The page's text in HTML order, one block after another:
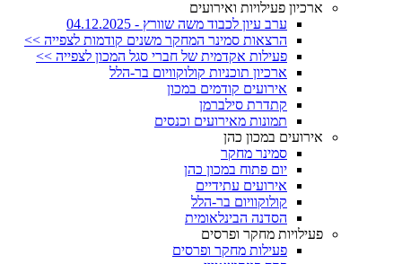
ארכיון פעילויות ואירועים
ערב עיון לכבוד משה שוורץ - 04.12.2025
הרצאות סמינר המחקר משנים קודמות לצפייה >>
פעילות אקדמית של חברי סגל המכון לצפייה >>
ארכיון תוכניות קולוקוויום בר-הלל
אירועים קודמים במכון
קתדרת סילברמן
תמונות מאירועים וכנסים
אירועים במכון כהן
סמינר מחקר
יום פתוח במכון כהן
אירועים עתידיים
קולוקוויום בר-הלל
הסדנה הבינלאומית
פעילויות מחקר ופרסים
פעילות מחקר ופרסים